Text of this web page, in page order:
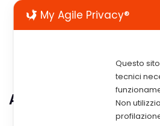
Autore: Claudia
My Agile Privacy®
Questo
tecnici
Non